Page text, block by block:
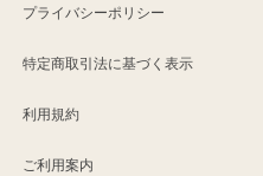
プライバシーポリシー
特定商取引法に基づく表示
利用規約
ご利用案内